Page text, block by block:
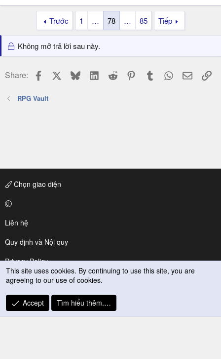
Trước 1 … 78 … 85 Tiếp
Không mở trả lời sau này.
Share: Facebook BlueskyLinkedIn
Reddit PinterestTumblr WhatsApp
Email
RPG Vault
Chọn giao diện
Liên hệ
Quy định và Nội quy
Privacy Policy
Trợ giúp
R
S
This site uses cookies. By continuing to use this site, you are
agreeing to our use of cookies.
Accept Tìm hiểu thêm.…